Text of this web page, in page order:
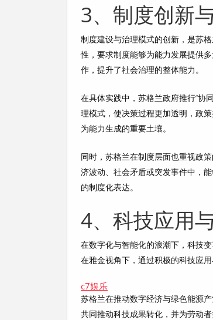
3、制度创新
制度建设与治理模式的创新，是苏
性，要求制度能够为能力发展提供
作，提升了社会治理的整体能力。
在具体实践中，苏格兰政府推行“协
理模式，使决策过程更加透明，政
为能力生成的重要土壤。
同时，苏格兰在制度层面也重视政
济波动、社会矛盾或突发事件中，
的制度化表达。
4、科技应用
在数字化与智能化的浪潮下，科技
在雅金视角下，通过积极的科技应
c7娱乐
苏格兰在推动数字经济与绿色能源
共同推动科技成果转化，并为劳动